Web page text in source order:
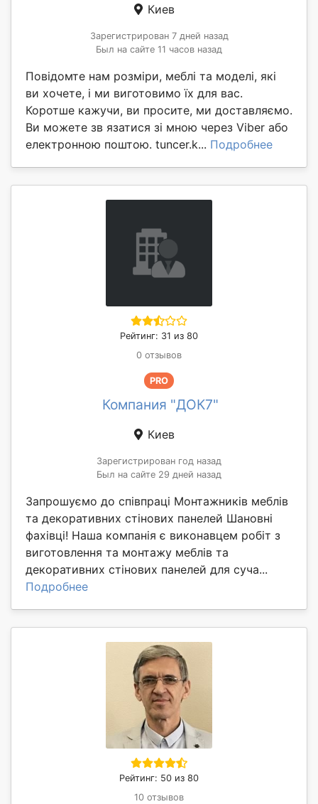
Киев
Зарегистрирован 7 дней назад
Был на сайте 11 часов назад
Повідомте нам розміри, меблі та моделі, які
ви хочете, і ми виготовимо їх для вас.
Коротше кажучи, ви просите, ми доставляємо.
Ви можете зв язатися зі мною через Viber або
електронною поштою. tuncer.k... Подробнее
Рейтинг: 31 из 80
0 отзывов
PRO
Компания "ДОК7"
Киев
Зарегистрирован год назад
Был на сайте 29 дней назад
Запрошуємо до співпраці Монтажників меблів
та декоративних стінових панелей Шановні
фахівці! Наша компанія є виконавцем робіт з
виготовлення та монтажу меблів та
декоративних стінових панелей для суча...
Подробнее
Рейтинг: 50 из 80
10 отзывов